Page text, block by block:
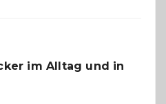
Gefahr
im Alltag und in